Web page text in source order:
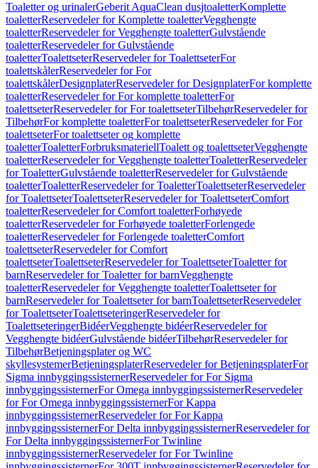
Toaletter og urinalerGeberit AquaClean dusjtoaletterKomplette
toaletterReservedeler for Komplette toaletterVegghengte
toaletterReservedeler for Vegghengte toaletterGulvstående
toaletterReservedeler for Gulvstående
toaletterToalettseterReservedeler for ToalettseterFor
toalettskålerReservedeler for For
toalettskålerDesignplaterReservedeler for DesignplaterFor komplette
toaletterReservedeler for For komplette toaletterFor
toalettseterReservedeler for For toalettseterTilbehørReservedeler for
TilbehørFor komplette toaletterFor toalettseterReservedeler for For
toalettseterFor toalettseter og komplette
toaletterToaletterForbruksmateriellToalett og toalettseterVegghengte
toaletterReservedeler for Vegghengte toaletterToaletterReservedeler
for ToaletterGulvstående toaletterReservedeler for Gulvstående
toaletterToaletterReservedeler for ToaletterToalettseterReservedeler
for ToalettseterToalettseterReservedeler for ToalettseterComfort
toaletterReservedeler for Comfort toaletterForhøyede
toaletterReservedeler for Forhøyede toaletterForlengede
toaletterReservedeler for Forlengede toaletterComfort
toalettseterReservedeler for Comfort
toalettseterToalettseterReservedeler for ToalettseterToaletter for
barnReservedeler for Toaletter for barnVegghengte
toaletterReservedeler for Vegghengte toaletterToalettseter for
barnReservedeler for Toalettseter for barnToalettseterReservedeler
for ToalettseterToalettseteringerReservedeler for
ToalettseteringerBidéerVegghengte bidéerReservedeler for
Vegghengte bidéerGulvstående bidéerTilbehørReservedeler for
TilbehørBetjeningsplater og WC
skyllesystemerBetjeningsplaterReservedeler for BetjeningsplaterFor
Sigma innbyggingssisternerReservedeler for For Sigma
innbyggingssisternerFor Omega innbyggingssisternerReservedeler
for For Omega innbyggingssisternerFor Kappa
innbyggingssisternerReservedeler for For Kappa
innbyggingssisternerFor Delta innbyggingssisternerReservedeler for
For Delta innbyggingssisternerFor Twinline
innbyggingssisternerReservedeler for For Twinline